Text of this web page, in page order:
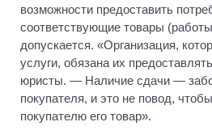
возможности предоставить
соответствующие товары
допускается. «Организация,
услуги, обязана их
юристы. — Наличие сдачи —
покупателя, и это не повод,
покупателю его товар».